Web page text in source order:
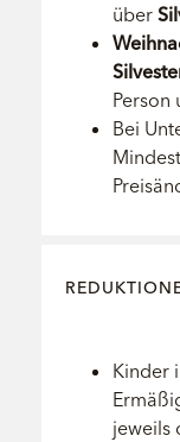
über
Person
Bei
Kinder
jeweils